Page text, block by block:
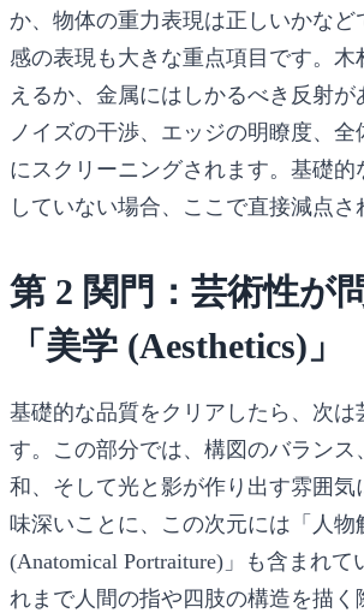
か、物体の重力表現は正しいかなど
感の表現も大きな重点項目です。木
えるか、金属にはしかるべき反射が
ノイズの干渉、エッジの明瞭度、
にスクリーニングされます。基礎的
していない場合、ここで直接減点さ
第 2 関門：芸術性が
「美学 (Aesthetics)」
基礎的な品質をクリアしたら、次は
す。この部分では、構図のバランス
和、そして光と影が作り出す雰囲気
味深いことに、この次元には「人物
(Anatomical Portraiture)」も含まれて
れまで人間の指や四肢の構造を描く